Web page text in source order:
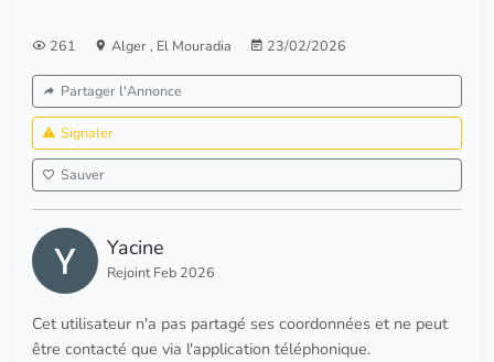
261 Alger, El Mouradia 23/02/2026
Partager l'Annonce
Signaler
Sauver
Yacine
Rejoint Feb 2026
Cet utilisateur n'a pas partagé ses coordonnées et ne peut
être contacté que via l'application téléphonique.